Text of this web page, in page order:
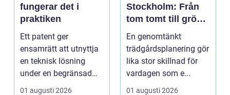
fungerar det i
praktiken
Ett patent ger
ensamrätt att utnyttja
en teknisk lösning
under en begränsad
tid, oftast 20 år. Rätt ...
01 augusti 2026
Stockholm: Från
tom tomt till grön
oas
En genomtänkt
trädgårdsplanering gör
lika stor skillnad för
vardagen som e...
01 augusti 2026